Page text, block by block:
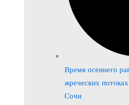
Время осеннего
жреческих
Сочи